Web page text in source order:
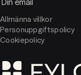
Allmänna villkor
Personuppgiftspolicy
Cookiepolicy